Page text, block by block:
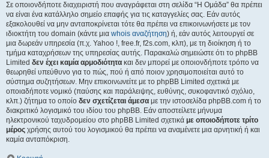
Σε οποιονδήποτε διαχειριστή που αναγράφεται στη σελίδα “Η Ομάδα” θα πρέπει
να είναι ένα κατάλληλο σημείο επαφής για τις καταγγελίες σας. Εάν αυτός
εξακολουθεί να μην ανταποκρίνεται τότε θα πρέπει να επικοινωνήσετε με τον
ιδιοκτήτη του domain (κάντε μια whois αναζήτηση) ή, εάν αυτός λειτουργεί σε
μια δωρεάν υπηρεσία (π.χ. Yahoo !, free.fr, f2s.com, κλπ), με τη διοίκηση ή το
τμήμα καταχρήσεων της υπηρεσίας αυτής. Παρακαλώ σημειώστε ότι το phpBB
Limited δεν έχει καμία αρμοδιότητα και δεν μπορεί με οποιονδήποτε τρόπο να
θεωρηθεί υπεύθυνο για το πώς, πού ή από ποιον χρησιμοποιείται αυτό το
σύστημα συζητήσεων. Μην επικοινωνείτε με το phpBB Limited σχετικά με
οποιαδήποτε νομικό (παύσης και παράλειψης, ευθύνης, συκοφαντικό σχόλιο,
κλπ.) ζήτημα το οποίο δεν σχετίζεται άμεσα με την ιστοσελίδα phpBB.com ή το
διακριτικό λογισμικό του ιδίου του phpBB. Εάν αποστείλετε μήνυμα
ηλεκτρονικού ταχυδρομείου στο phpBB Limited σχετικά με οποιοδήποτε τρίτο
μέρος χρήσης αυτού του λογισμικού θα πρέπει να αναμένετε μια αρνητική ή και
καμία ανταπόκριση.